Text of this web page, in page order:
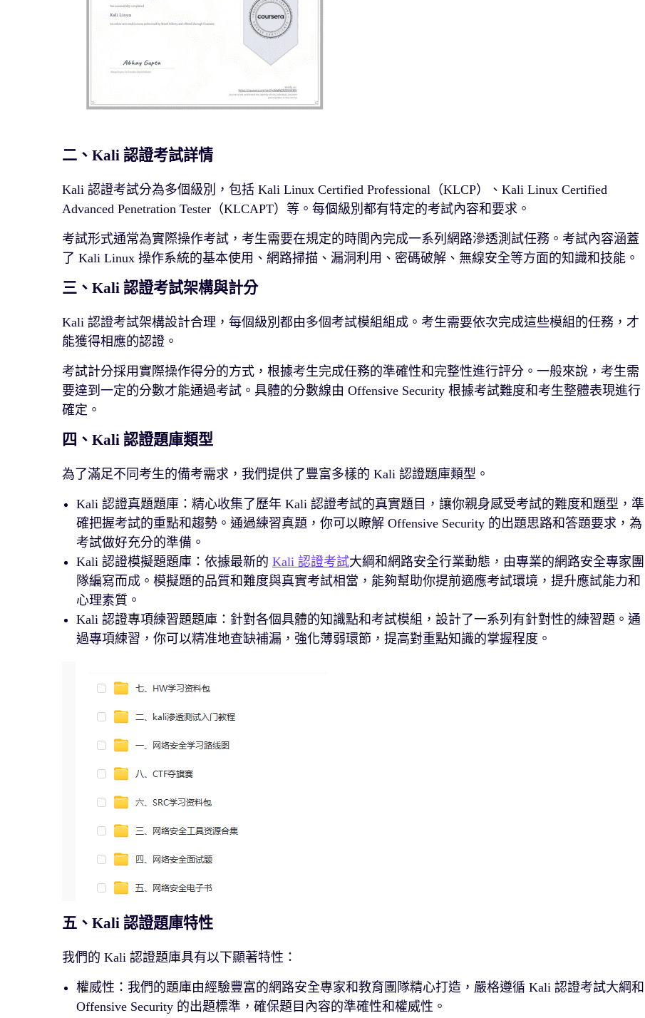
二、Kali 認證考試詳情
Kali 認證考試分為多個級別，包括 Kali Linux Certified Professional（KLCP）、Kali Linux Certified
Advanced Penetration Tester（KLCAPT）等。每個級別都有特定的考試內容和要求。
考試形式通常為實際操作考試，考生需要在規定的時間內完成一系列網路滲透測試任務。考試內容涵蓋
了 Kali Linux 操作系統的基本使用、網路掃描、漏洞利用、密碼破解、無線安全等方面的知識和技能。
三、Kali 認證考試架構與計分
Kali 認證考試架構設計合理，每個級別都由多個考試模組組成。考生需要依次完成這些模組的任務，才
能獲得相應的認證。
考試計分採用實際操作得分的方式，根據考生完成任務的準確性和完整性進行評分。一般來說，考生需
要達到一定的分數才能通過考試。具體的分數線由 Offensive Security 根據考試難度和考生整體表現進行
確定。
四、Kali 認證題庫類型
為了滿足不同考生的備考需求，我們提供了豐富多樣的 Kali 認證題庫類型。
Kali 認證真題題庫：精心收集了歷年 Kali 認證考試的真實題目，讓你親身感受考試的難度和題型，準
確把握考試的重點和趨勢。通過練習真題，你可以瞭解 Offensive Security 的出題思路和答題要求，為
考試做好充分的準備。
Kali 認證模擬題題庫：依據最新的 Kali 認證考試大綱和網路安全行業動態，由專業的網路安全專家團
隊編寫而成。模擬題的品質和難度與真實考試相當，能夠幫助你提前適應考試環境，提升應試能力和
心理素質。
Kali 認證專項練習題題庫：針對各個具體的知識點和考試模組，設計了一系列有針對性的練習題。通
過專項練習，你可以精准地查缺補漏，強化薄弱環節，提高對重點知識的掌握程度。
五、Kali 認證題庫特性
我們的 Kali 認證題庫具有以下顯著特性：
權威性：我們的題庫由經驗豐富的網路安全專家和教育團隊精心打造，嚴格遵循 Kali 認證考試大綱和
Offensive Security 的出題標準，確保題目內容的準確性和權威性。